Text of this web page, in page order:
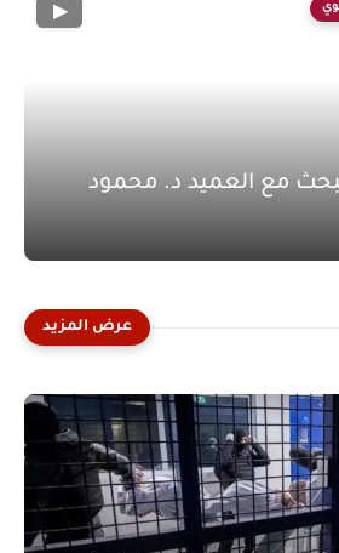
يبحث مع العميد د. محمود